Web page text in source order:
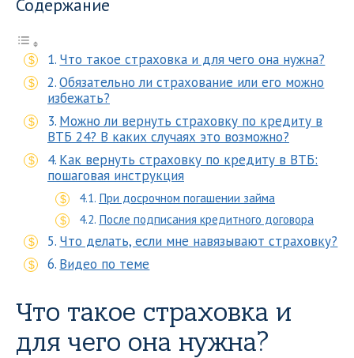
Содержание
Что такое страховка и для чего она нужна?
Обязательно ли страхование или его можно
избежать?
Можно ли вернуть страховку по кредиту в
ВТБ 24? В каких случаях это возможно?
Как вернуть страховку по кредиту в ВТБ:
пошаговая инструкция
При досрочном погашении займа
После подписания кредитного договора
Что делать, если мне навязывают страховку?
Видео по теме
Что такое страховка и
для чего она нужна?